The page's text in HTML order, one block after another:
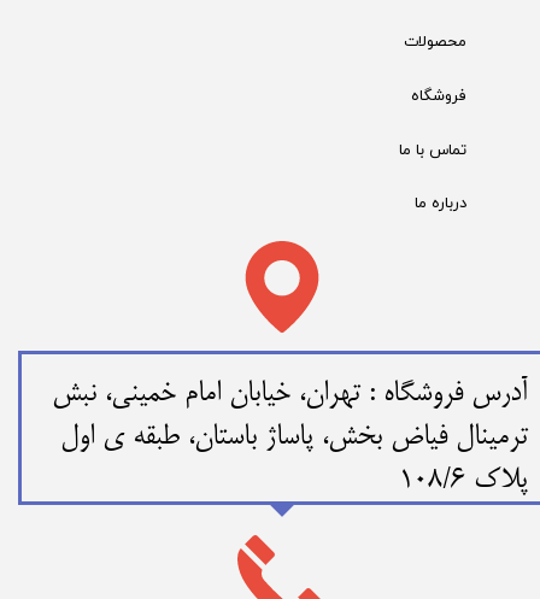
محصولات
فروشگاه
تماس با ما
درباره ما
​​آدرس فروشگاه : تهران، خیابان امام خمینی، نبش
ترمینال فیاض بخش، پاساژ باستان، طبقه ی اول
پلاک 108/6